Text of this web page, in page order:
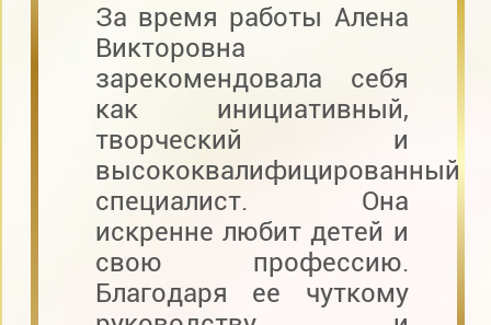
За время работы Алена
Викторовна
зарекомендовала себя
как инициативный,
творческий и
высококвалифицированный
специалист. Она
искренне любит детей и
свою профессию.
Благодаря ее чуткому